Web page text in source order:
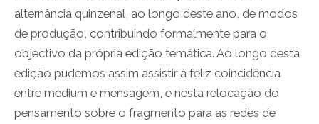
alternância quinzenal, ao longo deste ano, de modos
de produção, contribuindo formalmente para o
objectivo da própria edição temática. Ao longo desta
edição pudemos assim assistir à feliz coincidência
entre médium e mensagem, e nesta relocação do
pensamento sobre o fragmento para as redes de